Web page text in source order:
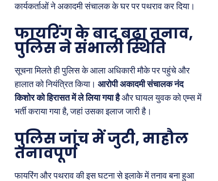
Type here... Search
कार्यकर्ताओं ने अकादमी संचालक के घर पर पथराव कर दिया।
फायरिंग के बाद बढ़ा तनाव,
पुलिस ने संभाली स्थिति
सूचना मिलते ही पुलिस के आला अधिकारी मौके पर पहुंचे और
हालात को नियंत्रित किया। आरोपी अकादमी संचालक नंद
किशोर को हिरासत में ले लिया गया हैऔर घायल युवक को एम्स में
भर्ती कराया गया है, जहां उसका इलाज जारी है।
पुलिस जांच में जुटी, माहौल
तनावपूर्ण
फायरिंग और पथराव की इस घटना से इलाके में तनाव बना हुआ